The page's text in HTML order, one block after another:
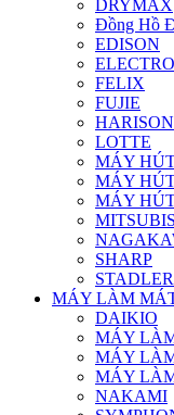
DRYMAX
Đồng Hồ
EDISON
FELIX
FUJIE
HARISON
LOTTE
MÁY
MÁY
MÁY
SHARP
MÁY LÀM
DAIKIO
MÁY
MÁY
MÁY
NAKAMI